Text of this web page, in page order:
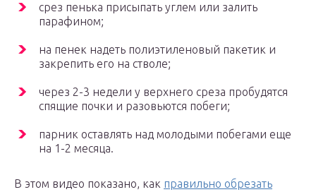
срез пенька присыпать углем или залить
парафином;
на пенек надеть полиэтиленовый пакетик и
закрепить его на стволе;
через 2-3 недели у верхнего среза пробудятся
спящие почки и разовьются побеги;
парник оставлять над молодыми побегами еще
на 1-2 месяца.
В этом видео показано, как правильно обрезать